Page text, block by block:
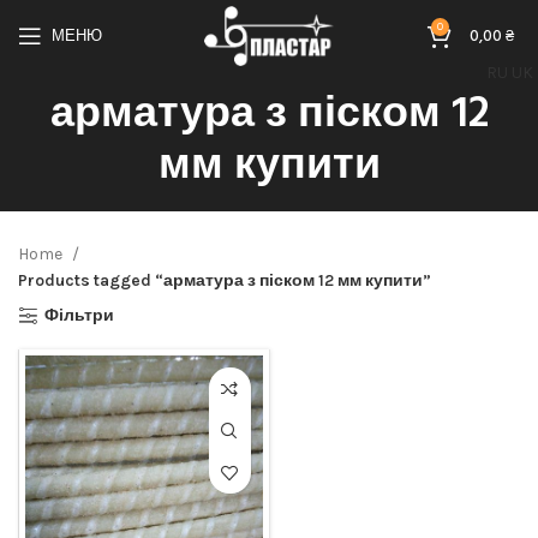
МЕНЮ 0 0,00₴
арматура з піском 12
мм купити
Home
Products tagged “арматура з піском 12 мм купити”
Фільтри